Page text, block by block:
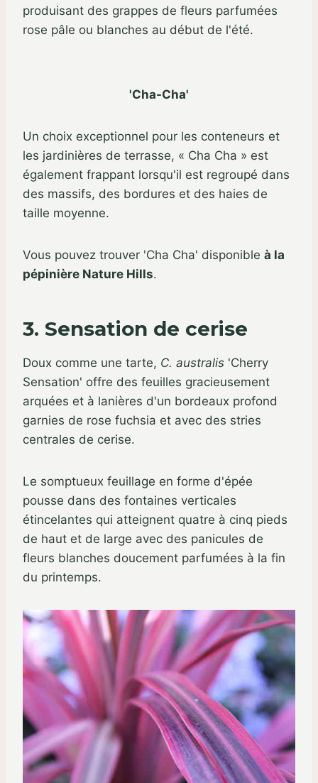
produisant des grappes de fleurs parfumées
rose pâle ou blanches au début de l'été.
'Cha-Cha'
Un choix exceptionnel pour les conteneurs et
les jardinières de terrasse, « Cha Cha » est
également frappant lorsqu'il est regroupé dans
des massifs, des bordures et des haies de
taille moyenne.
Vous pouvez trouver 'Cha Cha' disponible à la
pépinière Nature Hills.
3. Sensation de cerise
Doux comme une tarte, C. australis 'Cherry
Sensation' offre des feuilles gracieusement
arquées et à lanières d'un bordeaux profond
garnies de rose fuchsia et avec des stries
centrales de cerise.
Le somptueux feuillage en forme d'épée
pousse dans des fontaines verticales
étincelantes qui atteignent quatre à cinq pieds
de haut et de large avec des panicules de
fleurs blanches doucement parfumées à la fin
du printemps.